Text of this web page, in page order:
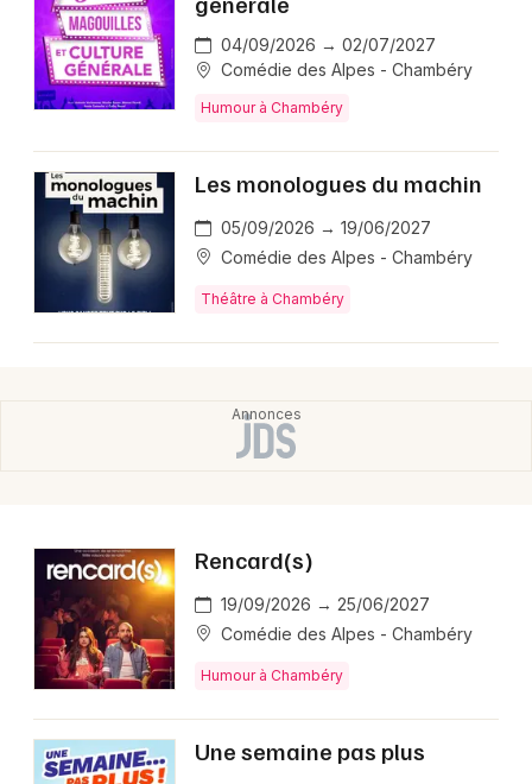
04/09/2026 → 02/07/2027
Comédie des Alpes - Chambéry
Humour à Chambéry
Les monologues du machin
05/09/2026 → 19/06/2027
Comédie des Alpes - Chambéry
Théâtre à Chambéry
Rencard(s)
19/09/2026 → 25/06/2027
Comédie des Alpes - Chambéry
Humour à Chambéry
Une semaine pas plus